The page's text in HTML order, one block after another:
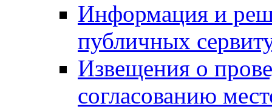
Информация и
публичных
Извещения о
согласованию